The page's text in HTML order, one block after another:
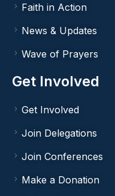
Faith in Action
News & Updates
Wave of Prayers
Get Involved
Get Involved
Join Delegations
Join Conferences
Make a Donation